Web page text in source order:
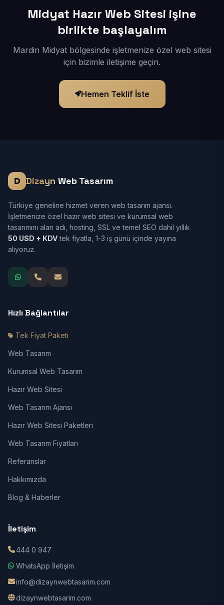
Midyat Hazır Web Sitesi işine
birlikte başlayalım
Mardin Midyat bölgesinde işletmenize özel web sitesi
için bizimle iletişime geçin.
Hemen Teklif İste
Dizayn Web Tasarım
Türkiye geneline hizmet veren web tasarım ajansı.
İşletmenize özel hazır web sitesi ve kurumsal web
tasarımını alan adı, hosting, SSL ve temel SEO dahil yıllık
50 USD + KDVtek fiyatla, 1-3 iş günü içinde yayına
alıyoruz.
Hızlı Bağlantılar
Tek Fiyat Paketi
Web Tasarım
Kurumsal Web Tasarım
Hazır Web Sitesi
Web Tasarım Ajansı
Hazır Web Sitesi Paketleri
Web Tasarım Fiyatları
Referanslar
Hakkımızda
Blog & Haberler
İletişim
444 0 947
WhatsApp İletişim
info@dizaynwebtasarim.com
dizaynwebtasarim.com